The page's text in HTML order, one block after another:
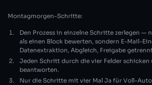
Montagmorgen-Schritte:
Den Prozess in einzelne Schritte zerlegen —
als einen Block bewerten, sondern E-Mail-
Datenextraktion, Abgleich, Freigabe
Jeden Schritt durch die vier Felder
beantworten.
Nur die Schritte mit vier Mal Ja für Voll-